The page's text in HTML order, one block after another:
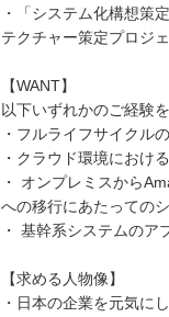
・「システム化構想策
テクチャー策定プロジ
【WANT】
以下いずれかのご経験
・フルライフサイクル
・クラウド環境におけ
・ オンプレミスから
への移行にあたっての
・ 基幹系システムの
【求める人物像】
・日本の企業を元気に